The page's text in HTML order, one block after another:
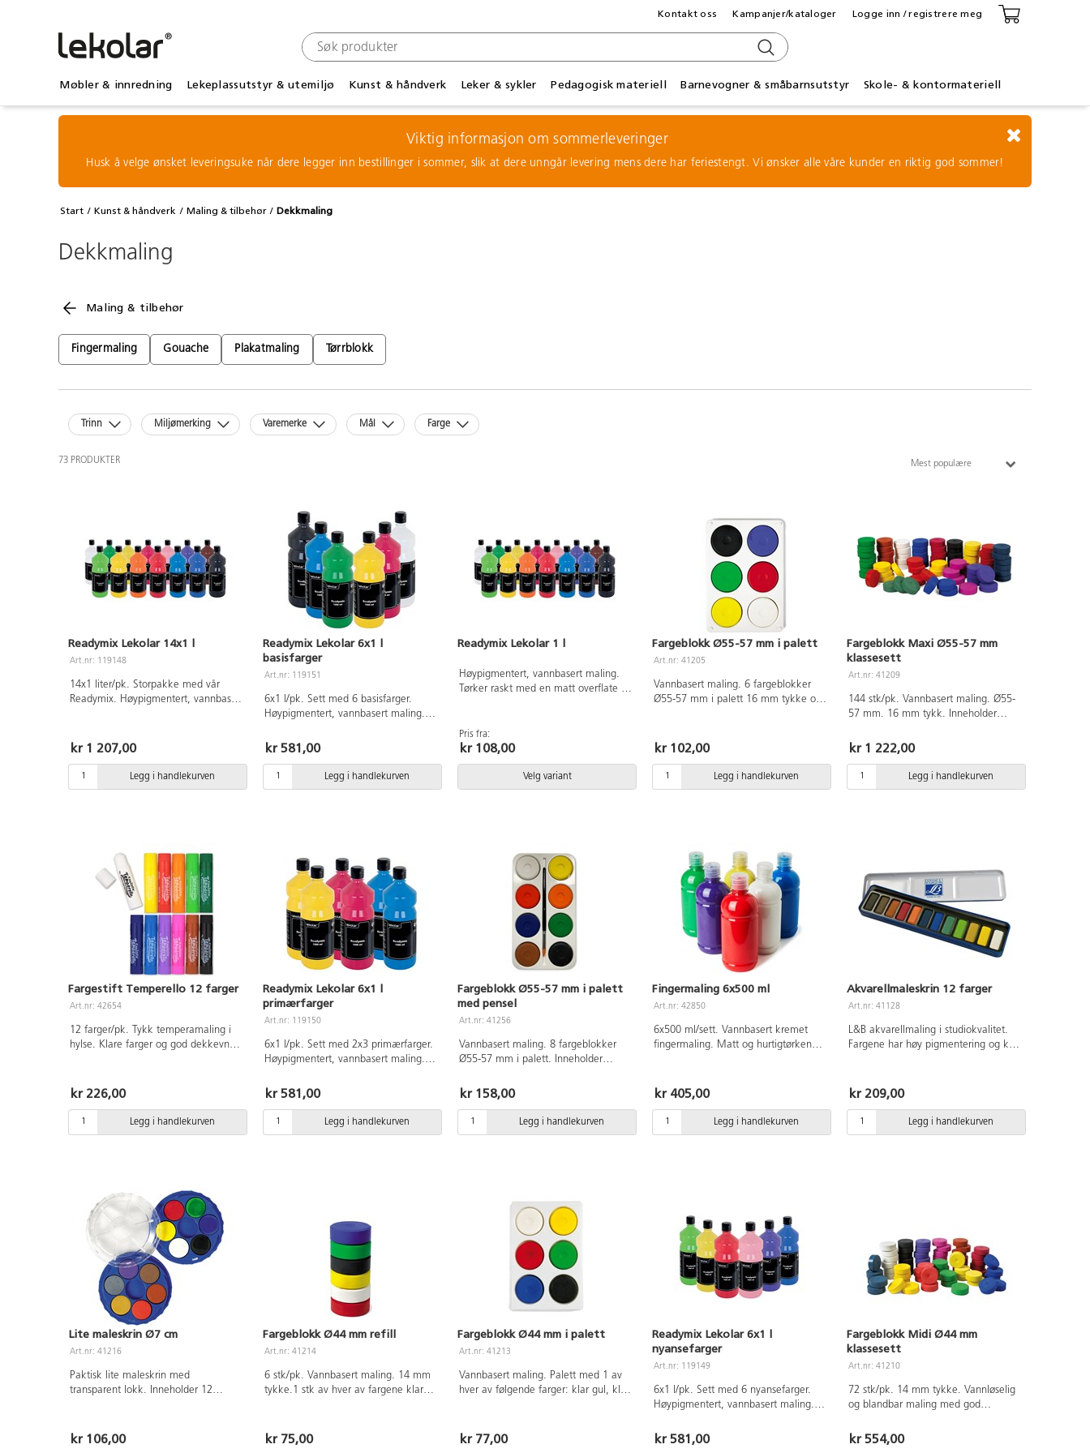
Møbler & innredning Lekeplassutstyr & utemiljø Kunst & håndverk Leker & sykler Pedagogisk materiell Barnevogner & småbarnsutstyr Skole- & kontormateriell
Kontakt oss Kampanjer/kataloger Logge inn / registrere meg
Viktig informasjon om sommerleveringer
Husk å velge ønsket leveringsuke når dere legger inn bestillinger i sommer, slik at dere unngår levering mens dere har feriestengt. Vi ønsker alle våre kunder en riktig god sommer!
Start Kunst & håndverk Maling & tilbehør Dekkmaling
Dekkmaling
Maling & tilbehør
Fingermaling Gouache Plakatmaling Tørrblokk
Trinn Miljømerking Varemerke Mål Farge
73 PRODUKTER Mest populære
Readymix Lekolar 14x1 l
Art.nr: 119148
14x1 liter/pk. Storpakke med vår
Readymix. Høypigmentert, vannbasert
malingen tørker er den vannløselig,
men blir så nesten vannfast.
Malingen kan brukes på de fleste
overflater. Tørketid ca. 20 min.
Kompletter med vår praktiske pumpe
162437. PVC-fri.
kr 1 207,00
Legg i handlekurven
Readymix Lekolar 6x1 l
basisfarger
Art.nr: 119151
6x1 l/pk. Sett med 6 basisfarger.
Høypigmentert, vannbasert maling.
har god dekkevne. Før malingen
tørker er den vannløselig, men blir så
nesten vannfast. Malingen kan
brukes på de fleste overflater.
kr 581,00
Legg i handlekurven
Readymix Lekolar 1 l
Høypigmentert, vannbasert maling.
Tørker raskt med en matt overflate og
nesten vannfast. Malingen kan
brukes på de fleste overflater.
Tørketid ca. 20 min. Kompletter med
vår praktiske pumpe 162437. PVC-fri.
Pris fra:
kr 108,00
Velg variant
Fargeblokk Ø55-57 mm i palett
Art.nr: 41205
Vannbasert maling. 6 fargeblokker
Ø55-57 mm i palett 16 mm tykke og
hvit. Beskytt klær og underlag ved
bruk. PVC-fri.
kr 102,00
Legg i handlekurven
Fargeblokk Maxi Ø55-57 mm
klassesett
Art.nr: 41209
144 stk/pk. Vannbasert maling. Ø55-
57 mm. 16 mm tykk. Inneholder
rød, mørk rød, klar blå, mørk blå, klar
grønn, mørk grønn, brun, svart og hvit
samt 6 stk av cerise og lilla. Vi
anbefaler å bekytte klær og underlag.
kr 1 222,00
Legg i handlekurven
Fargestift Temperello 12 farger
Art.nr: 42654
12 farger/pk. Tykk temperamaling i
hylse. Klare farger og god dekkevne
løsemidler. Inneholder svart, brun,
hvit, gul, oransje, rød, cerise, lilla,
ultramarin, blå, grønn og lys grønn.
CE-merket. Fra 3 år.
kr 226,00
Legg i handlekurven
Readymix Lekolar 6x1 l
primærfarger
Art.nr: 119150
6x1 l/pk. Sett med 2x3 primærfarger.
Høypigmentert, vannbasert maling.
har god dekkevne. Før malingen
tørker er den vannløselig, men blir så
nesten vannfast. Malingen kan
brukes på de fleste overflater.
kr 581,00
Legg i handlekurven
Fargeblokk Ø55-57 mm i palett
med pensel
Art.nr: 41256
Vannbasert maling. 8 fargeblokker
Ø55-57 mm i palett. Inneholder
rød, oransje og gul samt 1 pensel.
Beskytt klær og underlag ved bruk.
PVC-fri.
kr 158,00
Legg i handlekurven
Fingermaling 6x500 ml
Art.nr: 42850
6x500 ml/sett. Vannbasert kremet
fingermaling. Matt og hurtigtørkende
Plastflaske med snapkork. Beskytt
klær og underlag. Flekker på tekstiler
og andre porøse materialer skal
fjernes umiddelbart med lunkent
kr 405,00
Legg i handlekurven
Akvarellmaleskrin 12 farger
Art.nr: 41128
L&B akvarellmaling i studiokvalitet.
Fargene har høy pigmentering og kan
Fargene har god lysbestandighet. Et
godt materiell for den som vil øke
sine ferdigheter i akvarellmaling.
Inneholder fargene: gambogegul,
kr 209,00
Legg i handlekurven
Lite maleskrin Ø7 cm
Art.nr: 41216
Paktisk lite maleskrin med
transparent lokk. Inneholder 12
lysere enn vanlige vannfarger. 2 lag
av 6 farger per lag. Skrinet måler
kr 106,00
Fargeblokk Ø44 mm refill
Art.nr: 41214
6 stk/pk. Vannbasert maling. 14 mm
tykke.1 stk av hver av fargene klar
underlag. PVC-fri.
kr 75,00
Fargeblokk Ø44 mm i palett
Art.nr: 41213
Vannbasert maling. Palett med 1 av
hver av følgende farger: klar gul, klar
PVC-fri.
kr 77,00
Readymix Lekolar 6x1 l
nyansefarger
Art.nr: 119149
6x1 l/pk. Sett med 6 nyansefarger.
Høypigmentert, vannbasert maling.
har god dekkevne. Før malingen
tørker er den vannløselig, men blir så
kr 581,00
Fargeblokk Midi Ø44 mm
klassesett
Art.nr: 41210
72 stk/pk. 14 mm tykke. Vannløselig
og blandbar maling med god
og laserende maling. 6 av hver farge:
sitrongul, klar gul, rød, mørk rød,
kr 554,00